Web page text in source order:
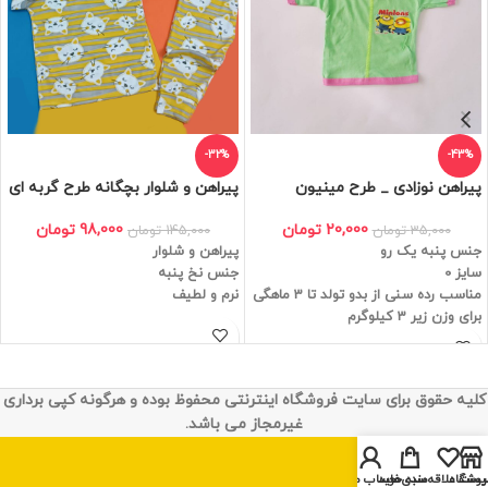
-43%
پیراهن نوزادی _ طرح مینیون
35,000 تومان 20,000 تومان
جنس پنبه یک رو
سایز 0
مناسب رده سنی از بدو تولد تا 3 ماهگی
برای وزن زیر 3 کیلوگرم
-32%
پیراهن و شلوار بچگانه طرح گربه ای
145,000 تومان 98,000 تومان
پیراهن و شلوار
جنس نخ پنبه
نرم و لطیف
کلیه حقوق برای سایت فروشگاه اینترنتی محفوظ بوده و هرگونه کپی برداری
غیرمجاز می باشد.
علاقه‌مندی‌ها
سبد خریدحساب من